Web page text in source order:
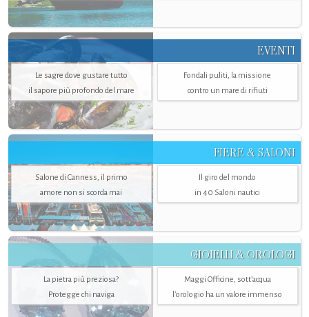
EVENTI
Le sagre dove gustare tutto
il sapore più profondo del mare
Fondali puliti, la missione
contro un mare di rifiuti
FIERE & SALONI
Salone di Canness, il primo
amore non si scorda mai
Il giro del mondo
in 40 Saloni nautici
GIOIELLI & OROLOGI
La pietra più preziosa?
Protegge chi naviga
Maggi Officine, sott’acqua
l'orologio ha un valore immenso